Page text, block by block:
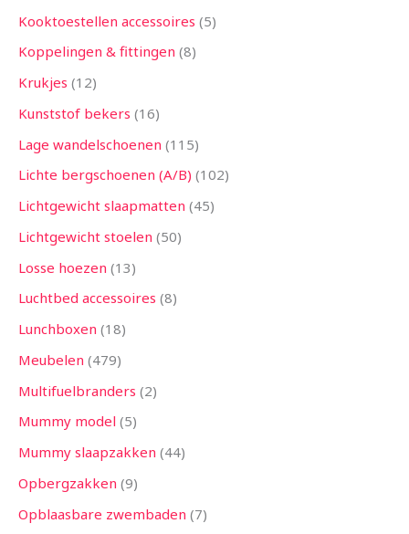
Kooktoestellen accessoires 5
Koppelingen & fittingen 8
Krukjes 12
Kunststof bekers 16
Lage wandelschoenen 115
Lichte bergschoenen (A/B) 102
Lichtgewicht slaapmatten 45
Lichtgewicht stoelen 50
Losse hoezen 13
Luchtbed accessoires 8
Lunchboxen 18
Meubelen 479
Multifuelbranders 2
Mummy model 5
Mummy slaapzakken 44
Opbergzakken 9
Opblaasbare zwembaden 7